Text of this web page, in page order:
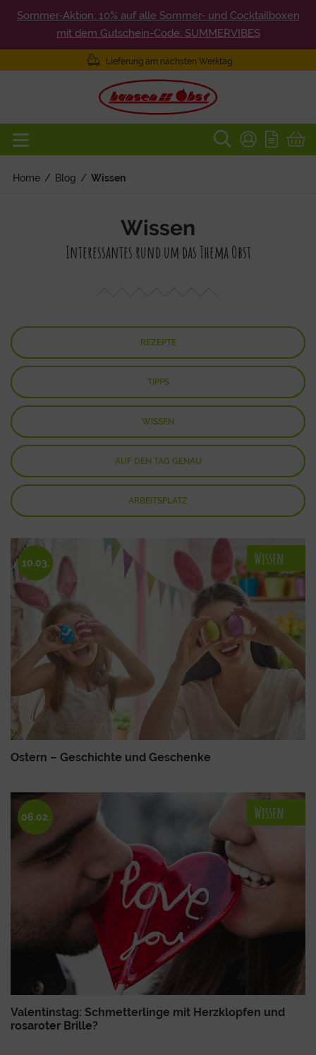
Sommer-Aktion: 10% auf alle Sommer- und Cocktailboxen
mit dem Gutschein-Code: SUMMERVIBES
Lieferung am nächsten Werktag
Home / Blog / Wissen
Wissen
Interessantes rund um das Thema Obst
REZEPTE
TIPPS
WISSEN
AUF DEN TAG GENAU
ARBEITSPLATZ
10.03. Wissen
Ostern – Geschichte und Geschenke
06.02. Wissen
Valentinstag: Schmetterlinge mit Herzklopfen und
rosaroter Brille?